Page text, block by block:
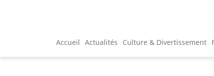
Accueil Actualités Culture & Divertissement